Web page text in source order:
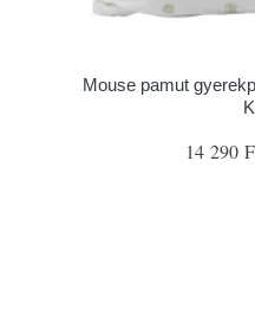
Mouse pamut
14 290